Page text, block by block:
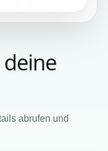
abrufen und